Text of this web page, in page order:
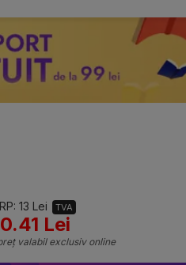
13 Lei TVA
Lei
valabil exclusiv online